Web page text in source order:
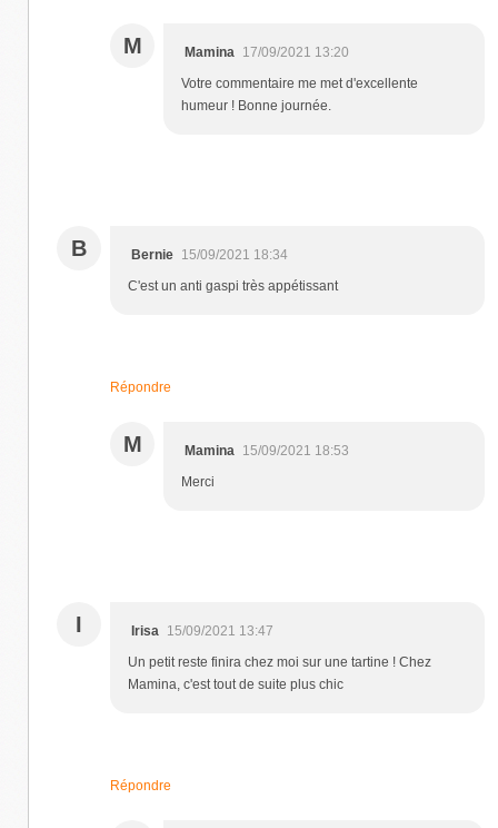
M Mamina
17/09/2021 13:20
Votre commentaire me met d'excellente
humeur ! Bonne journée.
B Bernie 15/09/2021 18:34
C'est un anti gaspi très appétissant
Répondre
M Mamina
15/09/2021 18:53
Merci
I Irisa
15/09/2021 13:47
Un petit reste finira chez moi sur une tartine ! Chez
Mamina, c'est tout de suite plus chic
Répondre